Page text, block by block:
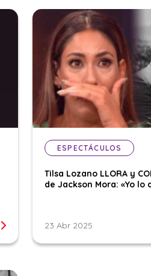
ESPECTÁCULOS
Tilsa Lozano LLORA y
de Jackson Mora: «Yo
23 Abr 2025